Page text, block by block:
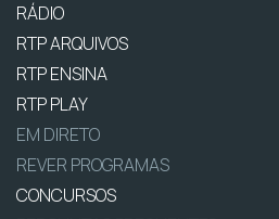
RÁDIO
RTP ARQUIVOS
RTP ENSINA
RTP PLAY
EM DIRETO
REVER PROGRAMAS
CONCURSOS